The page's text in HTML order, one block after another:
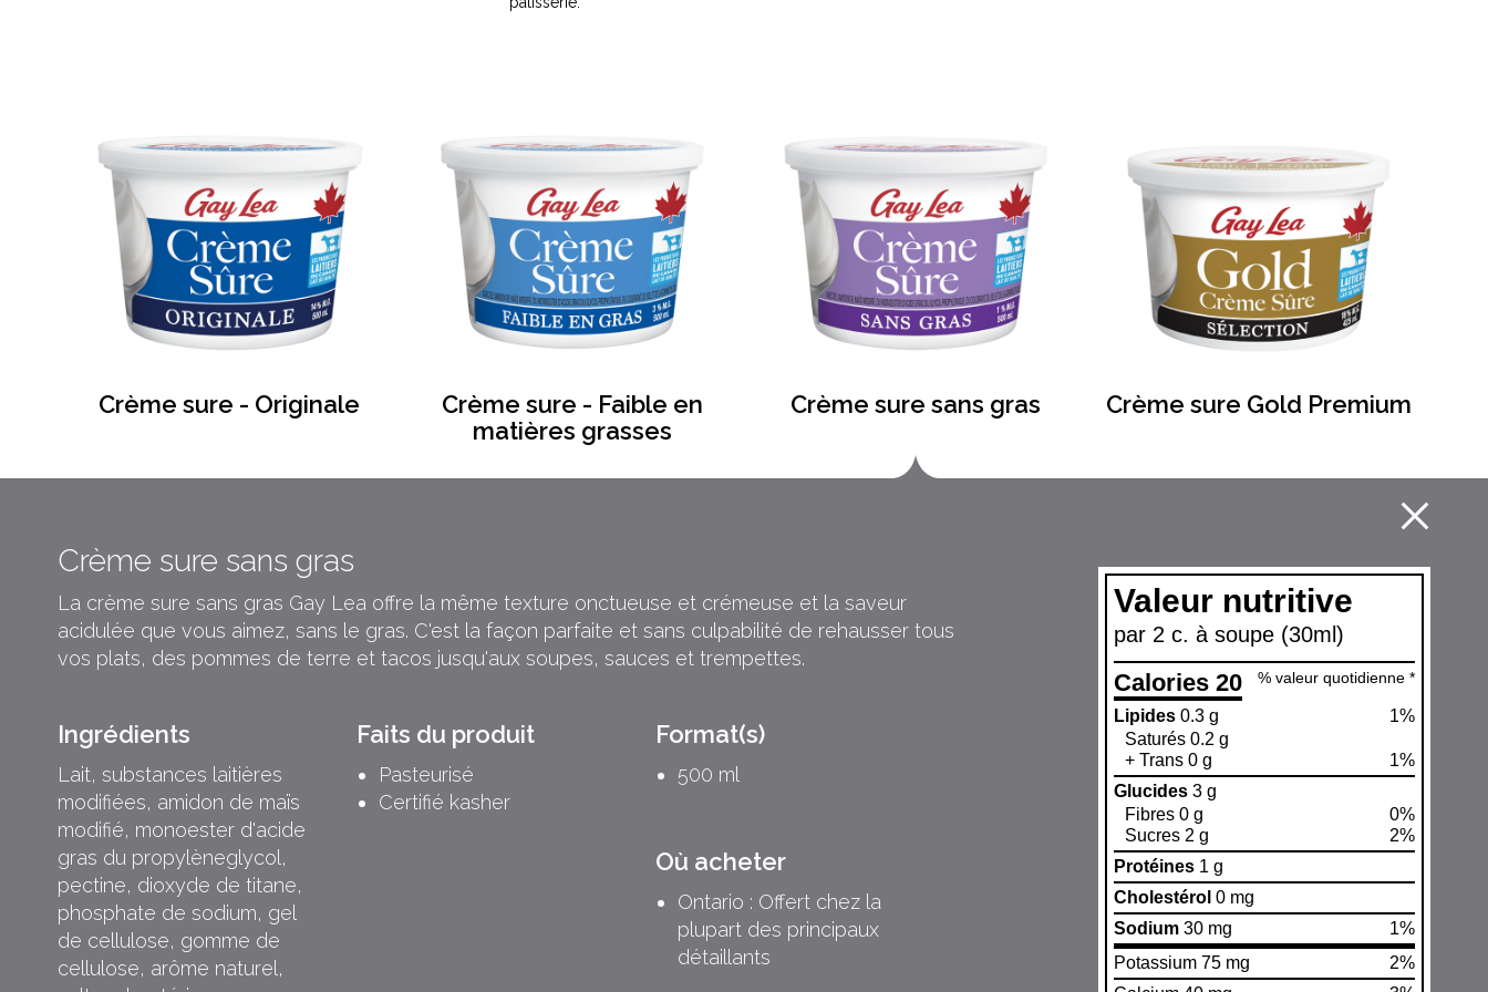
Crème sure - Originale
Crème sure - Faible en
matières grasses
Crème sure sans gras Crème sure Gold Premium
Crème sure sans gras
La crème sure sans gras Gay Lea offre la même texture onctueuse et crémeuse et la saveur
acidulée que vous aimez, sans le gras. C'est la façon parfaite et sans culpabilité de rehausser tous
vos plats, des pommes de terre et tacos jusqu'aux soupes, sauces et trempettes.
Ingrédients
Lait, substances laitières
modifiées, amidon de maïs
modifié, monoester d'acide
gras du propylèneglycol,
pectine, dioxyde de titane,
phosphate de sodium, gel
de cellulose, gomme de
cellulose, arôme naturel,
Faits du produit
Pasteurisé
Certifié kasher
Format(s)
500 ml
Où acheter
Ontario : Offert chez la
plupart des principaux
détaillants
Valeur nutritive
par 2 c. à soupe (30ml)
Calories 20 % valeur quotidienne *
Lipides 0.3 g
1%
Saturés 0.2 g
+ Trans 0 g
1%
Glucides 3 g
Fibres 0 g
0%
Sucres 2 g
2%
Protéines 1 g
Cholestérol 0 mg
Sodium 30 mg
1%
Potassium 75 mg
2%